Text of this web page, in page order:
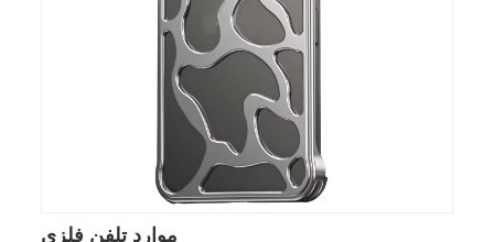
موارد تلفن فلزی